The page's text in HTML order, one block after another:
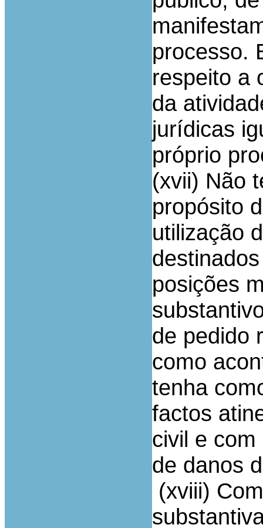
processo.
respeito a
da
jurídicas
próprio
(xvii) Não
propósito
utilização
posições
de pedido
como
tenha
factos
civil e
de danos
(xviii)